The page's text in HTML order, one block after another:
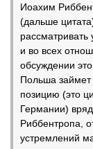
Иоахим
(дальше
рассматривать
и во всех
обсуждении
Польша займет
позицию (это
Германии)
Риббентропа,
устремлений